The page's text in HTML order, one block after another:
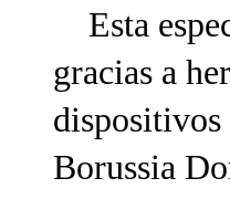
Esta
gracias a
Borussia